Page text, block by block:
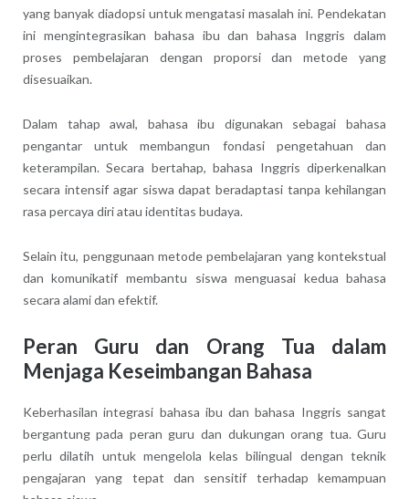
yang banyak diadopsi untuk mengatasi masalah ini. Pendekatan
ini mengintegrasikan bahasa ibu dan bahasa Inggris dalam
proses pembelajaran dengan proporsi dan metode yang
disesuaikan.
Dalam tahap awal, bahasa ibu digunakan sebagai bahasa
pengantar untuk membangun fondasi pengetahuan dan
keterampilan. Secara bertahap, bahasa Inggris diperkenalkan
secara intensif agar siswa dapat beradaptasi tanpa kehilangan
rasa percaya diri atau identitas budaya.
Selain itu, penggunaan metode pembelajaran yang kontekstual
dan komunikatif membantu siswa menguasai kedua bahasa
secara alami dan efektif.
Peran Guru dan Orang Tua dalam
Menjaga Keseimbangan Bahasa
Keberhasilan integrasi bahasa ibu dan bahasa Inggris sangat
bergantung pada peran guru dan dukungan orang tua. Guru
perlu dilatih untuk mengelola kelas bilingual dengan teknik
pengajaran yang tepat dan sensitif terhadap kemampuan